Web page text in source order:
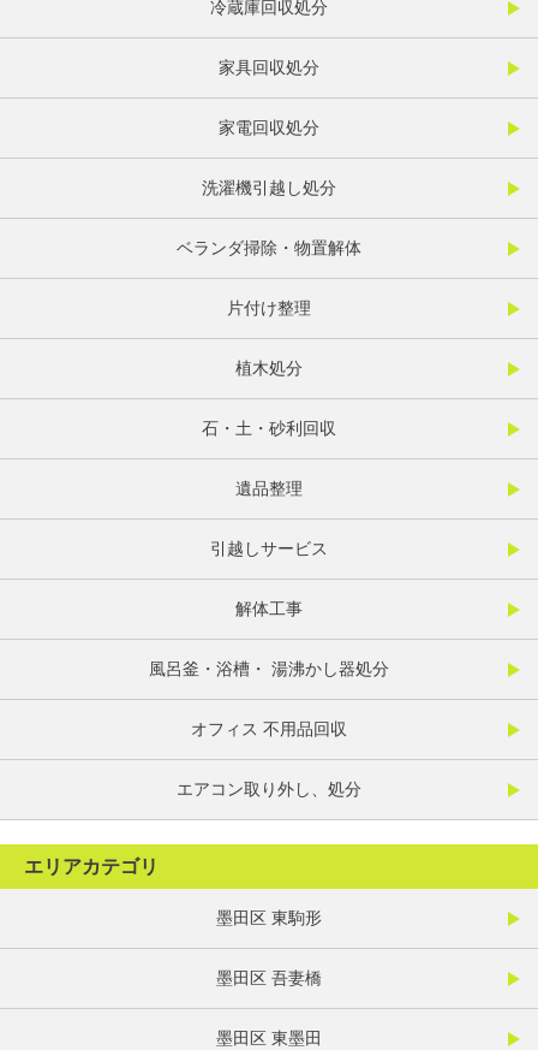
冷蔵庫回収処分
家具回収処分
家電回収処分
洗濯機引越し処分
ベランダ掃除・物置解体
片付け整理
植木処分
石・土・砂利回収
遺品整理
引越しサービス
解体工事
風呂釜・浴槽・ 湯沸かし器処分
オフィス 不用品回収
エアコン取り外し、処分
エリアカテゴリ
墨田区 東駒形
墨田区 吾妻橋
墨田区 東墨田